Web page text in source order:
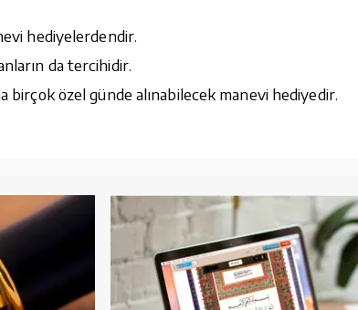
hediyelerdendir.
da tercihidir.
birçok özel günde alınabilecek manevi hediyedir.